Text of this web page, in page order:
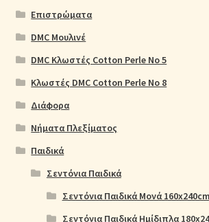
Επιστρώματα
DMC Μουλινέ
DMC Κλωστές Cotton Perle No 5
Κλωστές DMC Cotton Perle No 8
Διάφορα
Νήματα Πλεξίματος
Παιδικά
Σεντόνια Παιδικά
Σεντόνια Παιδικά Μονά 160x240cm
Σεντόνια Παιδικά Ημίδιπλα